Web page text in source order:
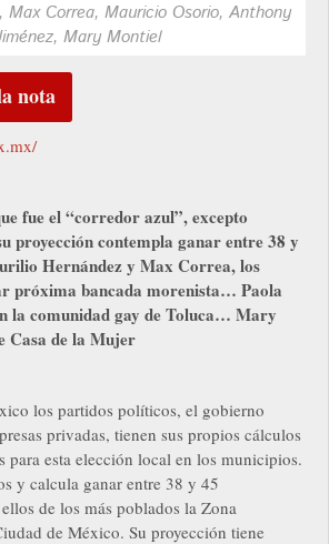
Max Correa, Mauricio Osorio, Anthony
Mary Montiel
nota
fue el “corredor azul”, excepto
proyección contempla ganar entre 38 y
Hernández y Max Correa, los
próxima bancada morenista… Paola
la comunidad gay de Toluca… Mary
Casa de la Mujer
los partidos políticos, el gobierno
privadas, tienen sus propios cálculos
para esta elección local en los municipios.
y calcula ganar entre 38 y 45
de los más poblados la Zona
de México. Su proyección tiene